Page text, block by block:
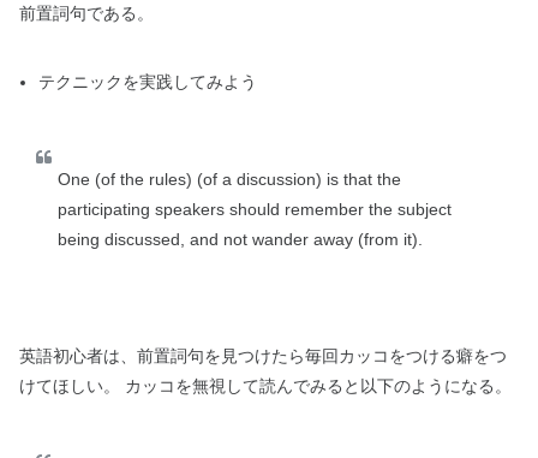
前置詞句である。
テクニックを実践してみよう
One (of the rules) (of a discussion) is that the
participating speakers should remember the subject
being discussed, and not wander away (from it).
英語初心者は、前置詞句を見つけたら毎回カッコをつける癖をつ
けてほしい。 カッコを無視して読んでみると以下のようになる。